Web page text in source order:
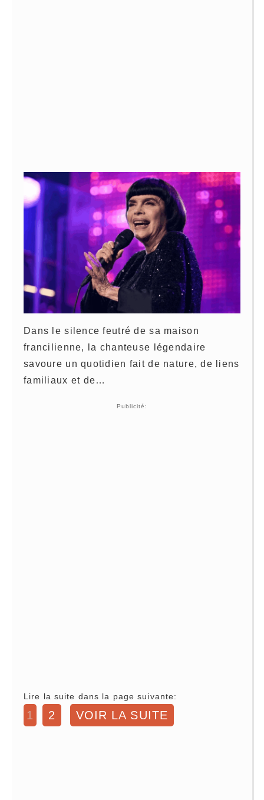
Dans le silence feutré de sa maison
francilienne, la chanteuse légendaire
savoure un quotidien fait de nature, de liens
familiaux et de…
Publicité:
Lire la suite dans la page suivante:
1 2 VOIR LA SUITE